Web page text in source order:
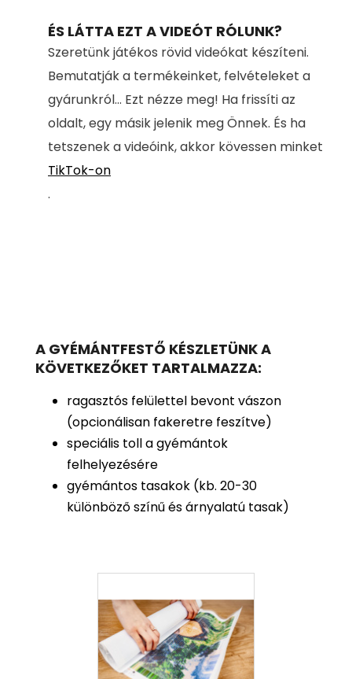
ÉS LÁTTA EZT A VIDEÓT RÓLUNK?
Szeretünk játékos rövid videókat készíteni.
Bemutatják a termékeinket, felvételeket a
gyárunkról... Ezt nézze meg! Ha frissíti az
oldalt, egy másik jelenik meg Önnek. És ha
tetszenek a videóink, akkor kövessen minket
TikTok-on
.
A GYÉMÁNTFESTŐ KÉSZLETÜNK A
KÖVETKEZŐKET TARTALMAZZA:
ragasztós felülettel bevont vászon
(opcionálisan fakeretre feszítve)
speciális toll a gyémántok
felhelyezésére
gyémántos tasakok (kb. 20-30
különböző színű és árnyalatú tasak)